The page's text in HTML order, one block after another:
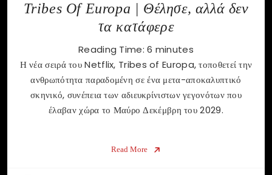
Tribes Of Europa | Θέλησε, αλλά δεν
τα κατάφερε
Reading Time:6 minutes
Η νέα σειρά του Netflix, Tribes of Europa, τοποθετεί την
ανθρωπότητα παραδομένη σε ένα μετα-αποκαλυπτικό
σκηνικό, συνέπεια των αδιευκρίνιστων γεγονότων που
έλαβαν χώρα το Μαύρο Δεκέμβρη του 2029.
Read More